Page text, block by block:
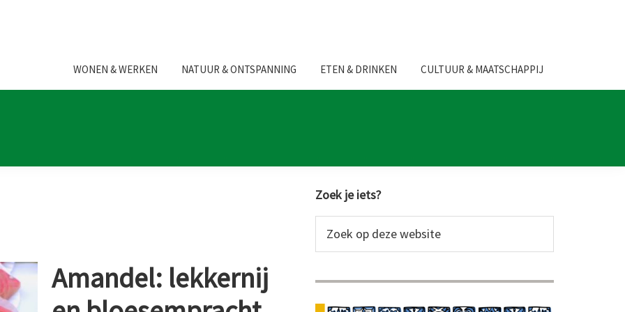
WONEN & WERKEN NATUUR & ONTSPANNING ETEN & DRINKEN CULTUUR & MAATSCHAPPIJ
Amandel: lekkernij
Primaire
Sidebar
Zoek je iets?
op
website